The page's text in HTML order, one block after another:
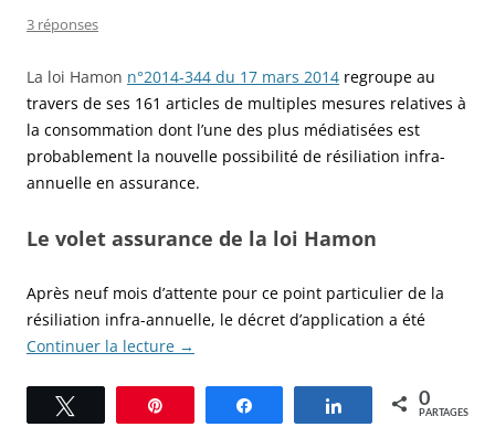
3 réponses
La loi Hamon n°2014-344 du 17 mars 2014 regroupe au
travers de ses 161 articles de multiples mesures relatives à
la consommation dont l’une des plus médiatisées est
probablement la nouvelle possibilité de résiliation infra-
annuelle en assurance.
Le volet assurance de la loi Hamon
Après neuf mois d’attente pour ce point particulier de la
résiliation infra-annuelle, le décret d’application a été
Continuer la lecture →
Partagez 0
PARTAGES